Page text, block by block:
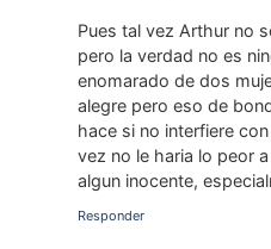
Pues tal vez Arthur no
pero la verdad no es
enomarado de dos
alegre pero eso de
hace si no interfiere
vez no le haria lo peor
algun inocente,
Responder